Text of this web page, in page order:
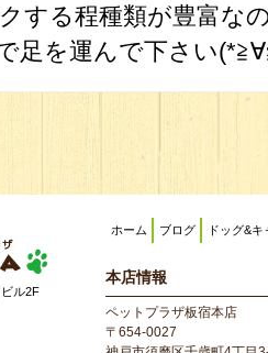
する程種類が豊富な
足を運んで下さい
ル2F
ホーム ブログ ドッグ&キ
本店情報
ペットプラザ板宿本店
〒654-0027